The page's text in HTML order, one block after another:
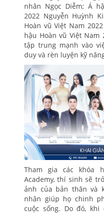
nhân Ngọc Diễm; Á
2022 Nguyễn Huỳnh
Hoàn vũ Việt Nam
hậu Hoàn vũ Việt Nam
tập trung mạnh vào
duy và rèn luyện kỹ
Tham gia các khóa
Academy, thí sinh sẽ
ảnh của bản thân và
nhân giúp họ chinh
cuộc sống. Do đó, khi